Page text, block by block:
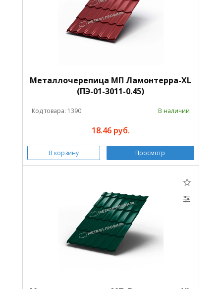
Металлочерепица МП Ламонтерра-XL
(ПЭ-01-3011-0.45)
Код товара: 1390 В наличии
18.46 руб.
В корзину Просмотр